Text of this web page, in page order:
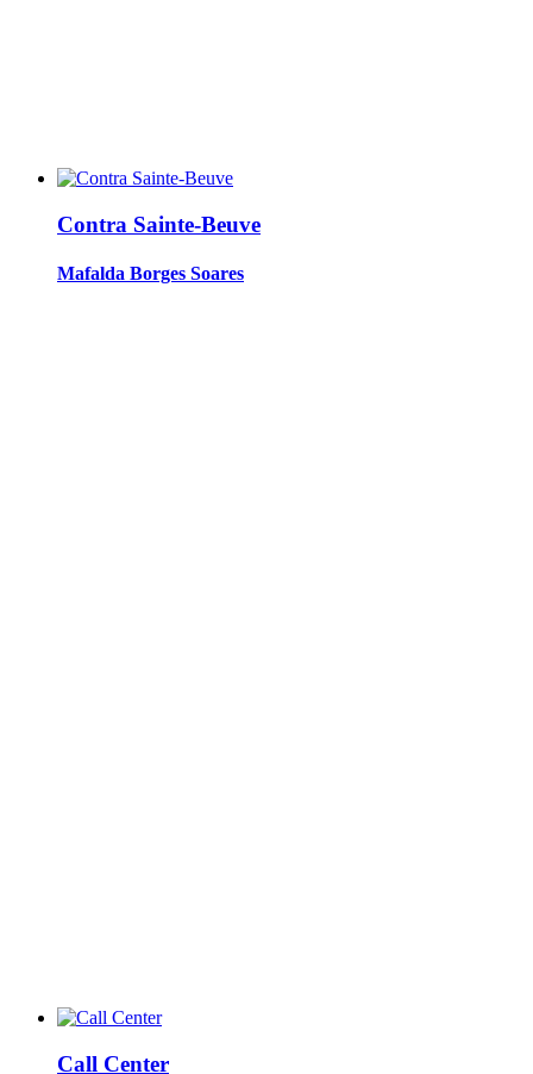
Contra Sainte-Beuve
Mafalda Borges Soares
Call Center